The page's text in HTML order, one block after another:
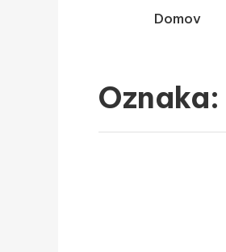
Domov
Oznaka: